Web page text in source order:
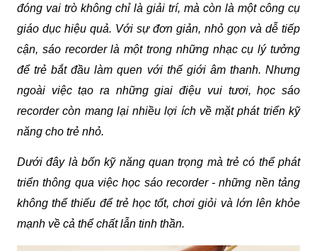
đóng vai trò không chỉ là giải trí, mà còn là một công cụ
giáo dục hiệu quả. Với sự đơn giản, nhỏ gọn và dễ tiếp
cận, sáo recorder là một trong những nhạc cụ lý tưởng
để trẻ bắt đầu làm quen với thế giới âm thanh. Nhưng
ngoài việc tạo ra những giai điệu vui tươi, học sáo
recorder còn mang lại nhiều lợi ích về mặt phát triển kỹ
năng cho trẻ nhỏ.
Dưới đây là bốn kỹ năng quan trọng mà trẻ có thể phát
triển thông qua việc học sáo recorder - những nền tảng
không thể thiếu để trẻ học tốt, chơi giỏi và lớn lên khỏe
mạnh về cả thể chất lẫn tinh thần.